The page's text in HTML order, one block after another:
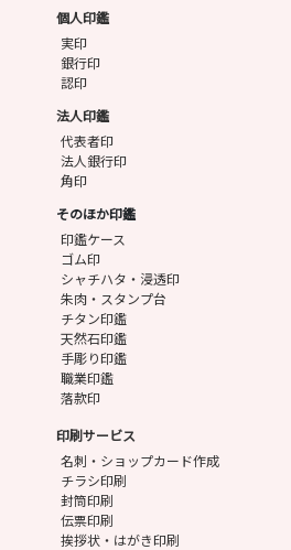
個人印鑑
実印
銀行印
認印
法人印鑑
代表者印
法人銀行印
角印
そのほか印鑑
印鑑ケース
ゴム印
シャチハタ・浸透印
朱肉・スタンプ台
チタン印鑑
天然石印鑑
手彫り印鑑
職業印鑑
落款印
印刷サービス
名刺・ショップカード作成
チラシ印刷
封筒印刷
伝票印刷
挨拶状・はがき印刷